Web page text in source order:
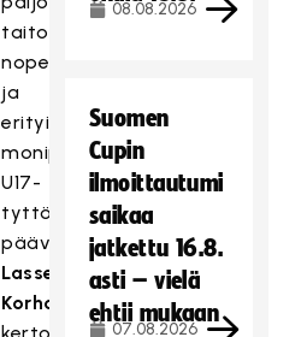
taitoa,
nopeutta
ja
erityisesti
monipuolisuutta,
U17-
tyttöjen
päävalmentaja
Lasse
Korhonen
08.08.2026
Suomen
Cupin
ilmoittautumi
saikaa
jatkettu 16.8.
asti – vielä
ehtii mukaan
07.08.2026